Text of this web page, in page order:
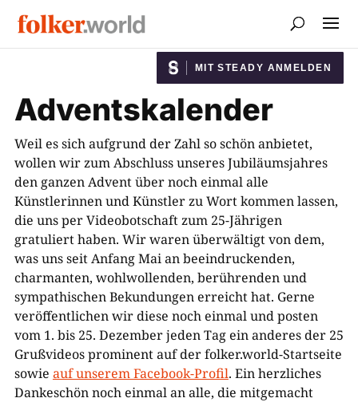
MIT STEADY ANMELDEN
Adventskalender
Weil es sich aufgrund der Zahl so schön anbietet,
wollen wir zum Abschluss unseres Jubiläumsjahres
den ganzen Advent über noch einmal alle
Künstlerinnen und Künstler zu Wort kommen lassen,
die uns per Videobotschaft zum 25-Jährigen
gratuliert haben. Wir waren überwältigt von dem,
was uns seit Anfang Mai an beeindruckenden,
charmanten, wohlwollenden, berührenden und
sympathischen Bekundungen erreicht hat. Gerne
veröffentlichen wir diese noch einmal und posten
vom 1. bis 25. Dezember jeden Tag ein anderes der 25
Grußvideos prominent auf der folker.world-Startseite
sowie auf unserem Facebook-Profil. Ein herzliches
Dankeschön noch einmal an alle, die mitgemacht